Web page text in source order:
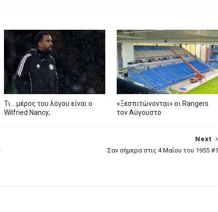
Τι… μέρος του λόγου είναι ο
Wilfried Nancy;
«Ξεσπιτώνονται» οι Rangers
τον Αύγουστο
Next
Σαν σήμερα στις 4 Μαΐου του 1955 #1